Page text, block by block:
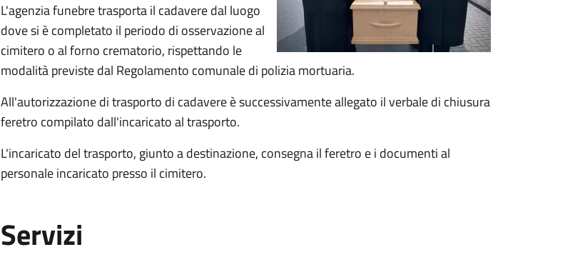
L'agenzia funebre trasporta il cadavere dal luogo
dove si è completato il periodo di osservazione al
cimitero o al forno crematorio, rispettando le
modalità previste dal Regolamento comunale di polizia mortuaria.
All'autorizzazione di trasporto di cadavere è successivamente allegato il verbale di chiusura
feretro compilato dall'incaricato al trasporto.
L'incaricato del trasporto, giunto a destinazione, consegna il feretro e i documenti al
personale incaricato presso il cimitero.
Servizi